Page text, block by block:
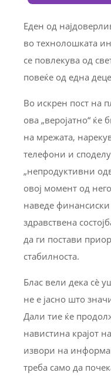
Еден од
во технолошката
се повлекува од
повеќе од една
Во искрен пост на
ова „веројатно“ ќе
на мрежата,
телефони и
„непродуктивни
овој момент од
наведе
здравствена
да ги постави
стабилноста.
Блас вели дека сè
не е јасно што
Дали тие ќе
навистина крајот
извори на
треба само да